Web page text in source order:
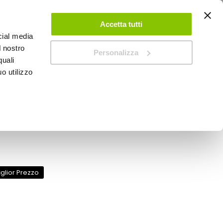
media
nostro
utilizzo
Accetta tutti
Personalizza
ACCEDI CREA UN ACCOUNT CONTATTACI
Prezzo